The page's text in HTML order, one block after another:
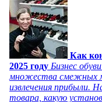
Как
2025 году Бизнес
множества смежных
извлечения прибыли.
товара, какую